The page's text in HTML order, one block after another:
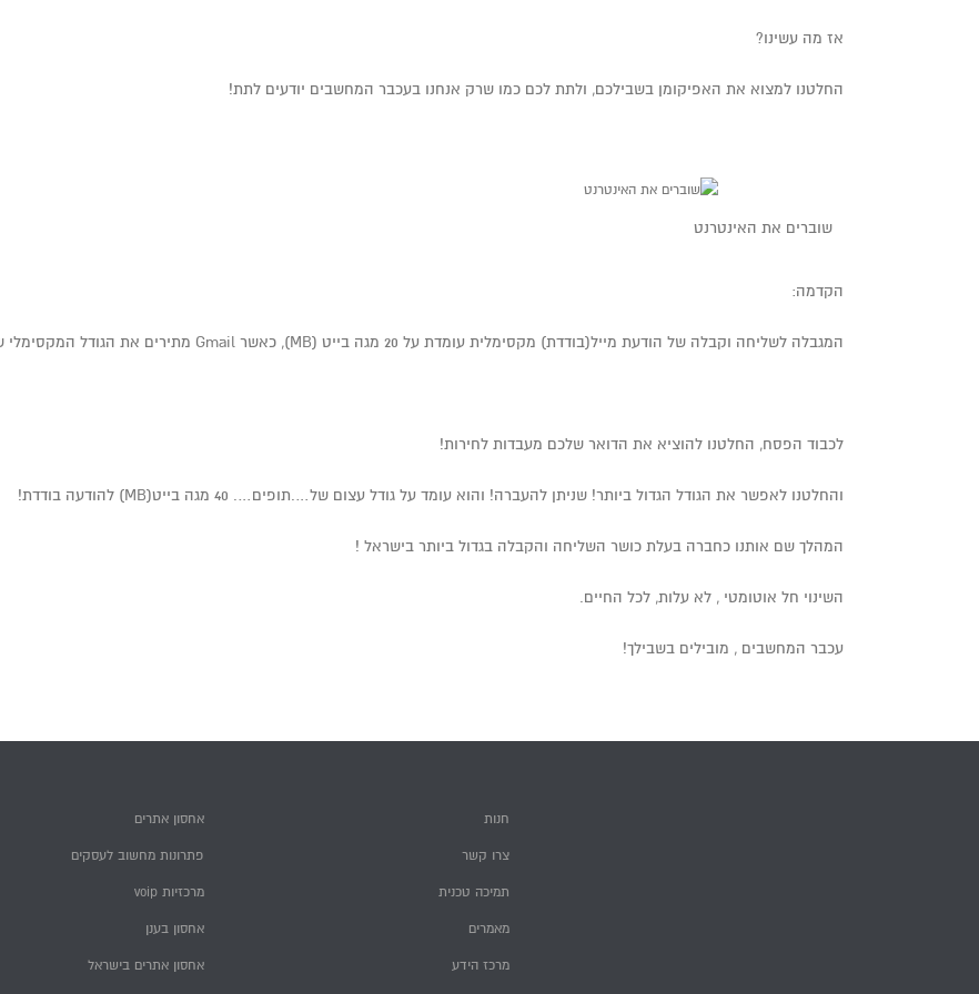
אז מה עשינו?
החלטנו למצוא את האפיקומן בשבילכם, ולתת לכם כמו שרק אנחנו בעכבר המחשבים יודעים לתת!
שוברים את האינטרנט
הקדמה:
המגבלה לשליחה וקבלה של הודעת מייל(בודדת) מקסימלית עומדת על 20 מגה בייט (MB), כאשר Gmail מתירים את הגודל המקסימלי של 25 מגה בייט(MB),
לכבוד הפסח, החלטנו להוציא את הדואר שלכם מעבדות לחירות!
והחלטנו לאפשר את הגודל הגדול ביותר! שניתן להעברה! והוא עומד על גודל עצום של….תופים…. 40 מגה בייט(MB) להודעה בודדת!
המהלך שם אותנו כחברה בעלת כושר השליחה והקבלה בגדול ביותר בישראל !
השינוי חל אוטומטי , לא עלות, לכל החיים.
עכבר המחשבים , מובילים בשבילך!
אחסון אתרים
פתרונות מחשוב לעסקים
מרכזיות voip
אחסון בענן
אחסון אתרים בישראל
חנות
צרו קשר
תמיכה טכנית
מאמרים
מרכז הידע